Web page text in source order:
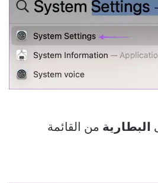
البطارية من القائمة